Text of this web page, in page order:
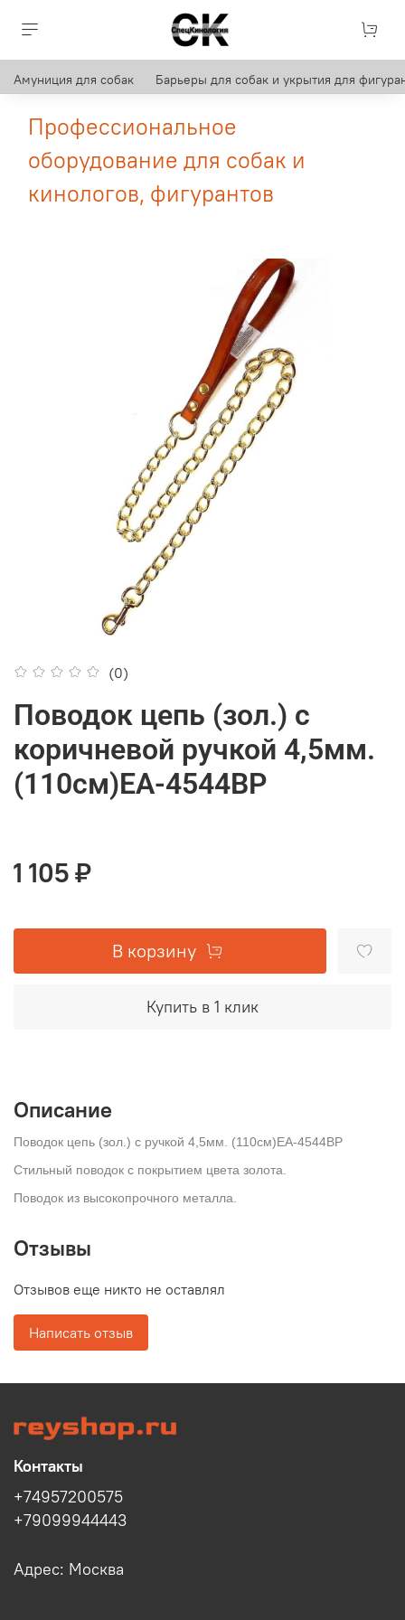
Амуниция для собак Барьеры для собак и укрытия для
Профессиональное
оборудование для собак и
кинологов, фигурантов
(0)
Поводок цепь (зол.) с
коричневой ручкой 4,5мм.
(110см)ЕА-4544ВР
1 105 ₽
В корзину
Купить в 1 клик
Описание
Поводок цепь (зол.) с ручкой 4,5мм. (110см)ЕА-4544ВР
Стильный поводок с покрытием цвета золота.
Поводок из высокопрочного металла.
Отзывы
Отзывов еще никто не оставлял
Написать отзыв
Контакты
+74957200575
+79099944443
Адрес: Москва